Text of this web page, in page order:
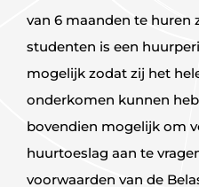
van 6 maanden te huren
studenten is een
mogelijk zodat zij het
onderkomen kunnen
bovendien mogelijk om
huurtoeslag aan te
voorwaarden van de